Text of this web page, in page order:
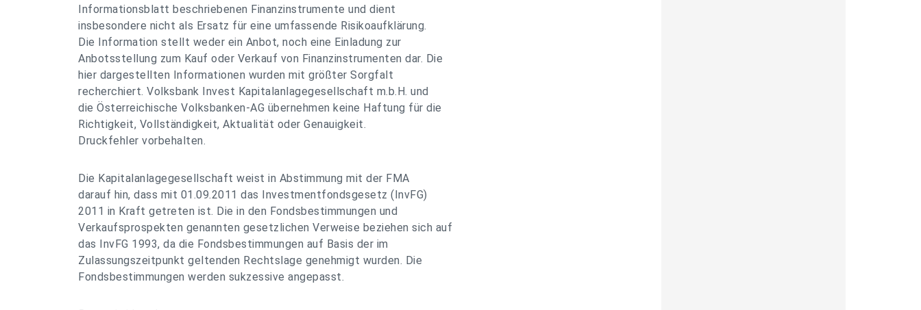
Informationsblatt beschriebenen Finanzinstrumente und dient
insbesondere nicht als Ersatz für eine umfassende Risikoaufklärung.
Die Information stellt weder ein Anbot, noch eine Einladung zur
Anbotsstellung zum Kauf oder Verkauf von Finanzinstrumenten dar. Die
hier dargestellten Informationen wurden mit größter Sorgfalt
recherchiert. Volksbank Invest Kapitalanlagegesellschaft m.b.H. und
die Österreichische Volksbanken-AG übernehmen keine Haftung für die
Richtigkeit, Vollständigkeit, Aktualität oder Genauigkeit.
Druckfehler vorbehalten.
Die Kapitalanlagegesellschaft weist in Abstimmung mit der FMA
darauf hin, dass mit 01.09.2011 das Investmentfondsgesetz (InvFG)
2011 in Kraft getreten ist. Die in den Fondsbestimmungen und
Verkaufsprospekten genannten gesetzlichen Verweise beziehen sich auf
das InvFG 1993, da die Fondsbestimmungen auf Basis der im
Zulassungszeitpunkt geltenden Rechtslage genehmigt wurden. Die
Fondsbestimmungen werden sukzessive angepasst.